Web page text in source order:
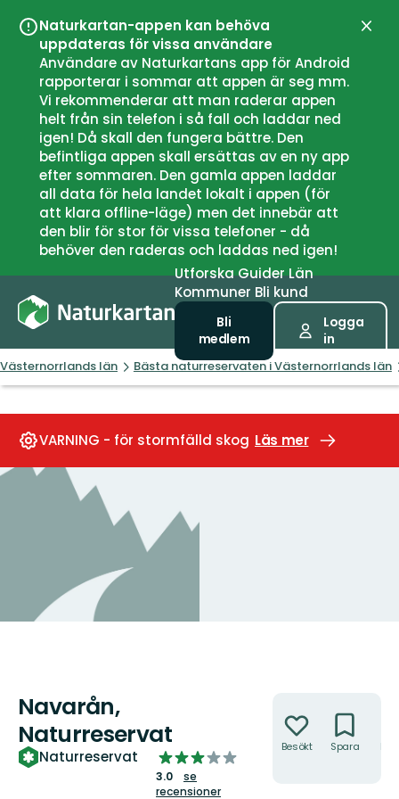
Naturkartan-appen kan behöva
uppdateras för vissa användare
Användare av Naturkartans app för Android
rapporterar i sommar att appen är seg mm.
Vi rekommenderar att man raderar appen
helt från sin telefon i så fall och laddar ned
igen! Då skall den fungera bättre. Den
befintliga appen skall ersättas av en ny app
efter sommaren. Den gamla appen laddar
all data för hela landet lokalt i appen (för
att klara offline-läge) men det innebär att
den blir för stor för vissa telefoner - då
behöver den raderas och laddas ned igen!
UtforskaGuiderLän
Kommuner Bli kund
Bli
medlem
Logga
in
Västernorrlands län Bästa naturreservaten i Västernorrlands län
VARNING - för stormfälld skog Läs mer
Navarån,
Naturreservat
Naturreservat
3.0
av
5
3.0
se
recensioner
Besökt Spara